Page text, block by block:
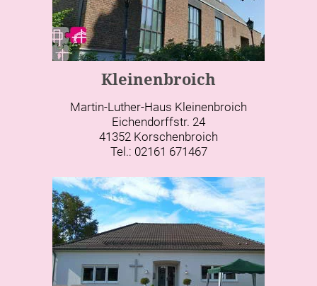
Kleinenbroich
Martin-Luther-Haus Kleinenbroich
Eichendorffstr. 24
41352 Korschenbroich
Tel.: 02161 671467